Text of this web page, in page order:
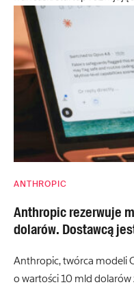
ANTHROPIC
Anthropic rezerwuje
dolarów. Dostawcą
Anthropic, twórca modeli
o wartości 10 mld dolarów